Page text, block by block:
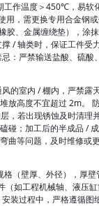
工作温度＞450℃，易
，需更换专用合金钢
胶、金属缠绕垫），涂
/ 轴类时，保证工件
：严禁输送盐酸、硫
的室内 / 棚内，严禁
放高度不宜超过 2m。
，若出现锈蚀及时清
碰；加工后的半成品 /
曲等问题，及时维修或
格（壁厚、外径），厚
如工程机械轴、液压
装过程中，严格遵循